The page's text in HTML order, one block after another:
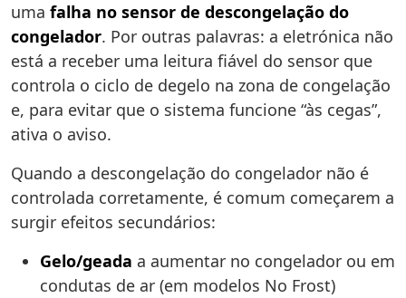
uma falha no sensor de descongelação do
congelador. Por outras palavras: a eletrónica não
está a receber uma leitura fiável do sensor que
controla o ciclo de degelo na zona de congelação
e, para evitar que o sistema funcione “às cegas”,
ativa o aviso.
Quando a descongelação do congelador não é
controlada corretamente, é comum começarem a
surgir efeitos secundários:
Gelo/geada a aumentar no congelador ou em
condutas de ar (em modelos No Frost)